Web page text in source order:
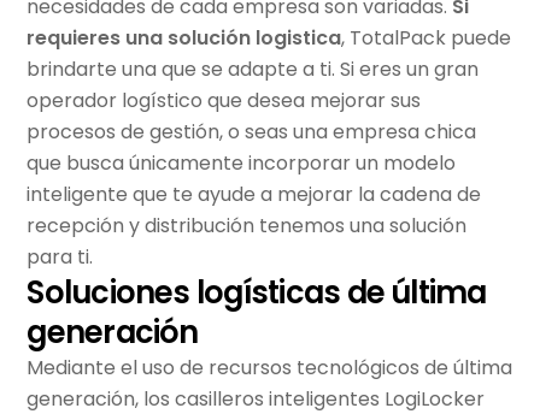
necesidades de cada empresa son variadas. Si
requieres una solución logistica, TotalPack puede
brindarte una que se adapte a ti. Si eres un gran
operador logístico que desea mejorar sus
procesos de gestión, o seas una empresa chica
que busca únicamente incorporar un modelo
inteligente que te ayude a mejorar la cadena de
recepción y distribución tenemos una solución
para ti.
Soluciones logísticas de última
generación
Mediante el uso de recursos tecnológicos de última
generación, los casilleros inteligentes LogiLocker